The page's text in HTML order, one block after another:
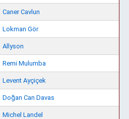
Caner Cavlun
Lokman Gör
Allyson
Remi Mulumba
Levent Ayçiçek
Doğan Can Davas
Michel Landel